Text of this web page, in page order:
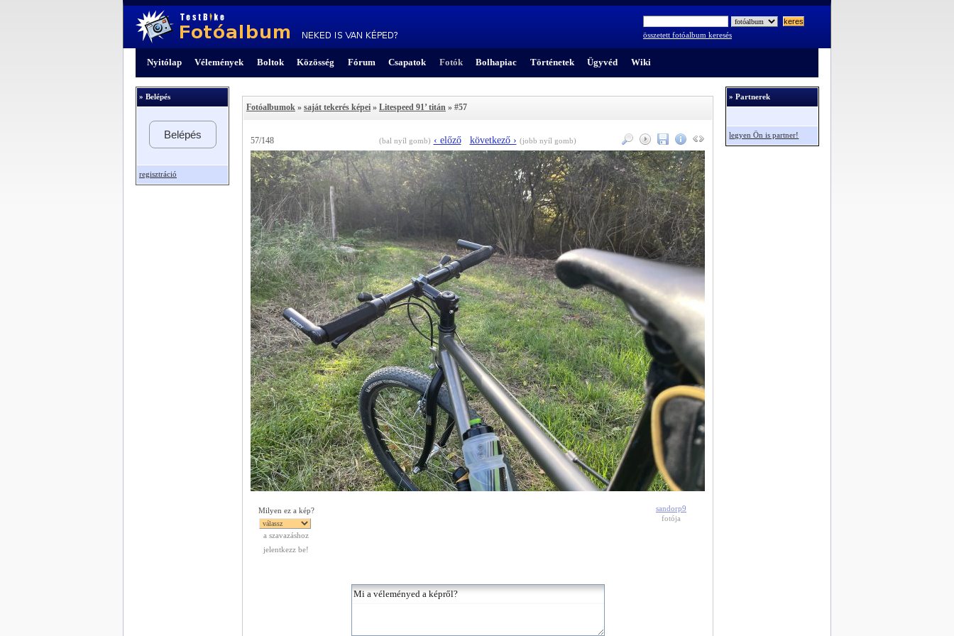
összetett fotóalbum keresés
Nyitólap Vélemények Boltok Közösség Fórum Csapatok Fotók Bolhapiac Történetek Ügyvéd Wiki
» Belépés
Belépés
regisztráció
Fotóalbumok » saját tekerés képei » Litespeed 91’ titán » #57
57/148 (bal nyíl gomb) ‹ előző következő › (jobb nyíl gomb)
Milyen ez a kép?
a szavazáshoz
jelentkezz be!
sandorp9
fotója
» Partnerek
legyen Ön is partner!